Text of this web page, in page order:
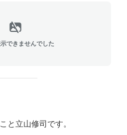
できませんでした
こと立山修司です。